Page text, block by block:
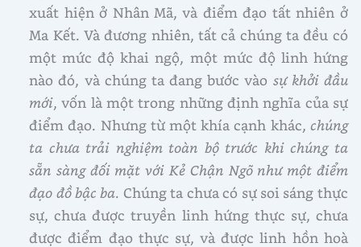
xuất hiện ở Nhân Mã, và điểm đạo tất nhiên ở
Ma Kết. Và đương nhiên, tất cả chúng ta đều có
một mức độ khai ngộ, một mức độ linh hứng
nào đó, và chúng ta đang bước vào sự khởi đầu
mới, vốn là một trong những định nghĩa của sự
điểm đạo. Nhưng từ một khía cạnh khác, chúng
ta chưa trải nghiệm toàn bộ trước khi chúng ta
sẵn sàng đối mặt với Kẻ Chận Ngõ như một điểm
đạo đồ bậc ba. Chúng ta chưa có sự soi sáng thực
sự, chưa được truyền linh hứng thực sự, chưa
được điểm đạo thực sự, và được linh hồn hoà